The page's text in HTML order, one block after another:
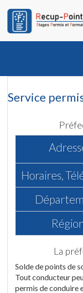
Service
Horaires,
La
Solde de points de
Tout conducteur
permis de conduire